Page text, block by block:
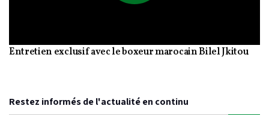
Video
Entretien exclusif avec le boxeur marocain Bilel Jkitou
Restez informés de l'actualité en continu